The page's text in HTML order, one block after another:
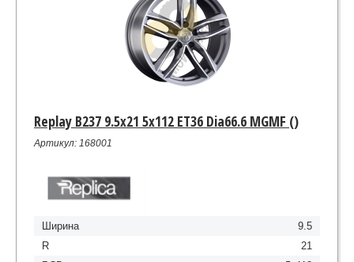
Replay B237 9.5x21 5x112 ET36 Dia66.6 MGMF ()
Артикул: 168001
Ширина
9.5
R
21